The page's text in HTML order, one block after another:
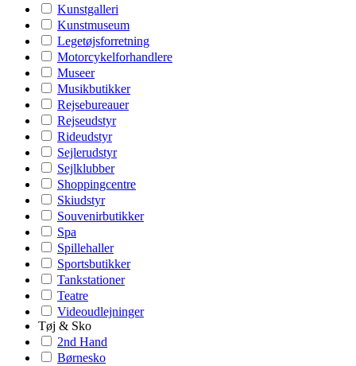
Kunstgalleri
Kunstmuseum
Legetøjsforretning
Motorcykelforhandlere
Museer
Musikbutikker
Rejsebureauer
Rejseudstyr
Rideudstyr
Sejlerudstyr
Sejlklubber
Shoppingcentre
Skiudstyr
Souvenirbutikker
Spa
Spillehaller
Sportsbutikker
Tankstationer
Teatre
Videoudlejninger
Tøj & Sko
2nd Hand
Børnesko